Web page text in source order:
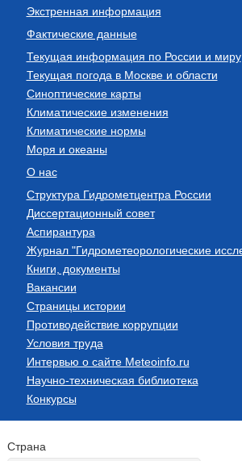
Экстренная информация
Фактические данные
Текущая информация по России и миру
Текущая погода в Москве и области
Синоптические карты
Климатические изменения
Климатические нормы
Моря и океаны
О нас
Структура Гидрометцентра России
Диссертационный совет
Аспирантура
Журнал "Гидрометеорологические
Книги, документы
Вакансии
Страницы истории
Противодействие коррупции
Условия труда
Интервью о сайте Meteoinfo.ru
Научно-техническая библиотека
Конкурсы
Страна